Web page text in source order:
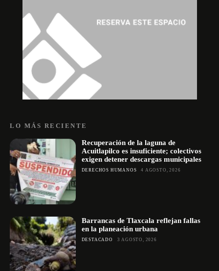
LO MÁS RECIENTE
Recuperación de la laguna de
Acuitlapilco es insuficiente; colectivos
exigen detener descargas municipales
DERECHOS HUMANOS 4 AGOSTO, 2026
Barrancas de Tlaxcala reflejan fallas
en la planeación urbana
DESTACADO 3 AGOSTO, 2026